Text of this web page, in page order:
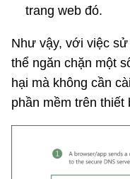
trang web đó.
Như vậy, với việc
thể ngăn chặn một
hại mà không cần
phần mềm trên thiết